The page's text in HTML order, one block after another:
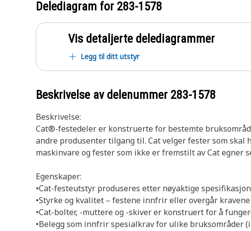
Delediagram for 283-1578
Vis detaljerte delediagrammer
Legg til ditt utstyr
Beskrivelse av delenummer 283-1578
Beskrivelse:
Cat®-festedeler er konstruerte for bestemte
andre produsenter tilgang til. Cat velger fester som skal
maskinvare og fester som ikke er fremstilt av Cat
Egenskaper:
•Cat-festeutstyr produseres etter nøyaktige
•Styrke og kvalitet – festene innfrir eller overgår kravene
•Cat-bolter, -muttere og -skiver er konstruert for å
•Belegg som innfrir spesialkrav for ulike bruksområder